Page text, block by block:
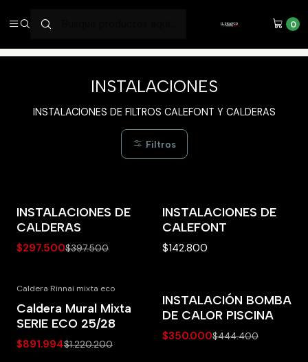
0
INSTALACIONES
INSTALACIONES DE FILTROS CALEFONT Y CALDERAS
Filtros
-25% OFF
INSTALACIONES DE
CALDERAS
$297.500$397.500
INSTALACIONES DE
CALEFONT
$142.800
Caldera Rinnai mixta eco
Caldera Mural Mixta
SERIE ECO 25/28
$891.994$1.220.200
-21% OFF
INSTALACIÓN BOMBA
DE CALOR PISCINA
$350.000$444.400